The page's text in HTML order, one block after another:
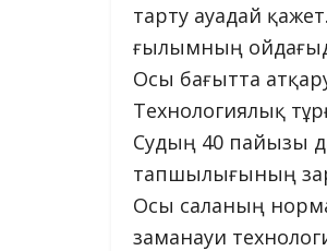
тарту ауадай
ғылымның
Осы бағытта
Технологиялық
Судың 40 пайызы
тапшылығының
Осы саланың
заманауи